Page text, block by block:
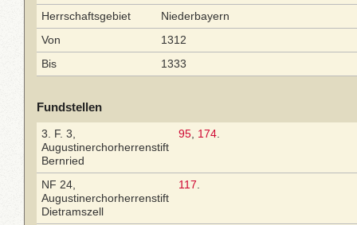
Herrschaftsgebiet
Niederbayern
Von
1312
Bis
1333
Fundstellen
3. F. 3,
Augustinerchorherrenstift
Bernried
95 174
NF 24,
Augustinerchorherrenstift
Dietramszell
117